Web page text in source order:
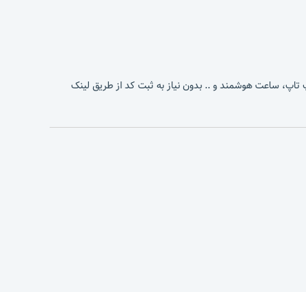
تاپ، ساعت هوشمند و .. بدون نیاز به ثبت کد از طریق لینک